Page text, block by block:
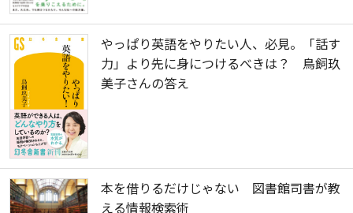
やっぱり英語をやりたい人、必見。「話す
力」より先に身につけるべきは？ 鳥飼玖
美子さんの答え
本を借りるだけじゃない 図書館司書が教
える情報検索術